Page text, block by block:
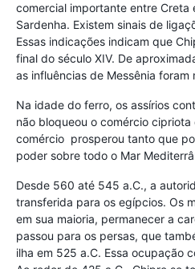
comercial importante entre Creta
Sardenha. Existem sinais de
Essas indicações indicam que
final do século XIV. De
as influências de Messênia foram
Na idade do ferro, os assírios
não bloqueou o comércio cipriota
comércio prosperou tanto que
poder sobre todo o Mar
Desde 560 até 545 a.C., a
transferida para os egípcios. Os
em sua maioria, permanecer a
passou para os persas, que
ilha em 525 a.C. Essa ocupação